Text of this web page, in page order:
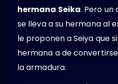
hermana Seika. Pero un
se lleva a su hermana al
le proponen a Seiya que
hermana a de
la armadura.